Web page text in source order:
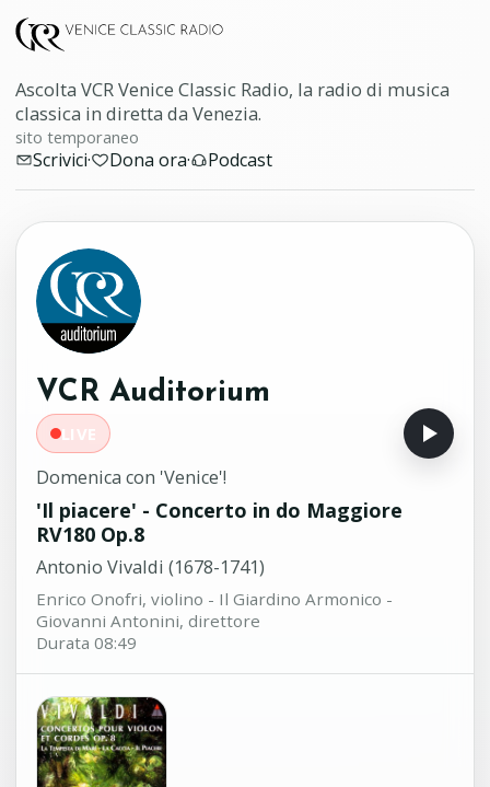
Ascolta VCR Venice Classic Radio, la radio di musica
classica in diretta da Venezia.
sito temporaneo
Scrivici· Dona ora· Podcast
VCR Auditorium
LIVE
Domenica con 'Venice'!
'Il piacere' - Concerto in do Maggiore
RV180 Op.8
Antonio Vivaldi (1678-1741)
Enrico Onofri, violino - Il Giardino Armonico -
Giovanni Antonini, direttore
Durata 08:49